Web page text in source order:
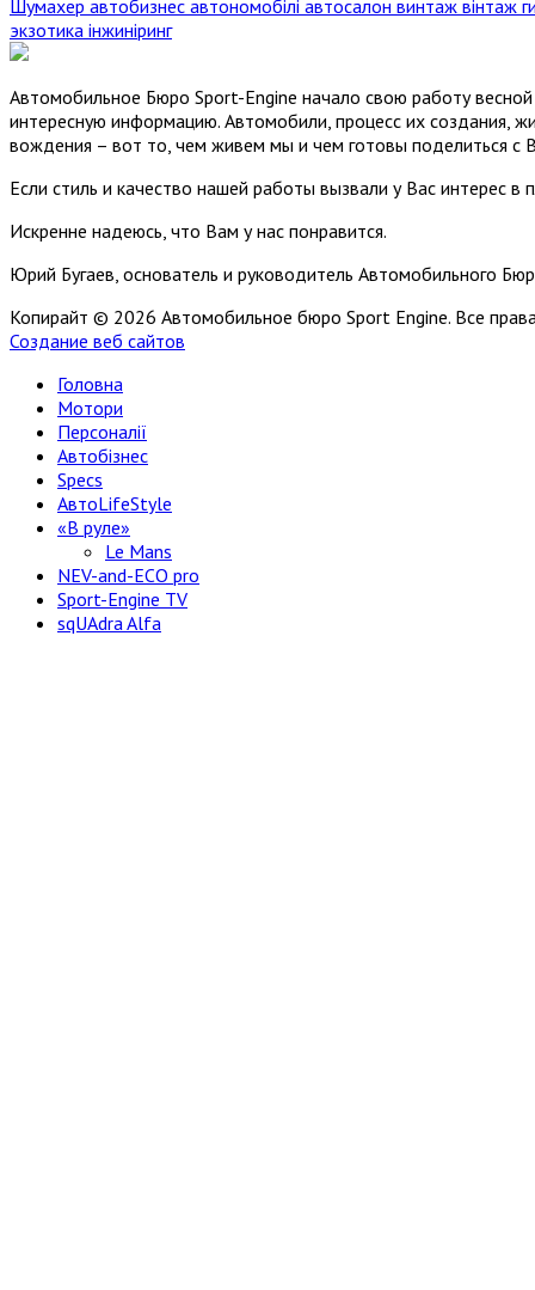
Шумахер автобизнес автономобілі автосалон винтаж вінтаж
экзотика інжиніринг
Автомобильное Бюро Sport-Engine начало свою работу
интересную информацию. Автомобили, процесс их создания,
вождения – вот то, чем живем мы и чем готовы поделиться с
Если стиль и качество нашей работы вызвали у Вас интерес в
Искренне надеюсь, что Вам у нас понравится.
Юрий Бугаев, основатель и руководитель Автомобильного
Копирайт © 2026 Автомобильное бюро Sport Engine. Все
Создание веб сайтов
Головна
Мотори
Персоналії
Автобізнес
Specs
АвтоLifeStyle
«В руле»
Le Mans
NEV-and-ECO pro
Sport-Engine TV
sqUAdra Alfa